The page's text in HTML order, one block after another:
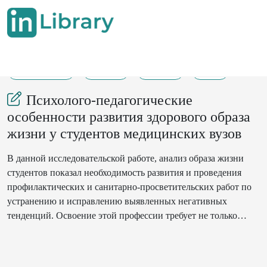
Психолого-педагогические
особенности развития здорового образа
жизни у студентов медицинских вузов
В данной исследовательской работе, анализ образа жизни
студентов показал необходимость развития и проведения
профилактических и санитарно-просветительских работ по
устранению и исправлению выявленных негативных
тенденций. Освоение этой профессии требует не только